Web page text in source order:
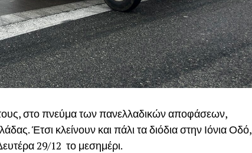
στο πνεύμα των πανελλαδικών αποφάσεων,
Έτσι κλείνουν και πάλι τα διόδια στην Ιόνια Οδό,
29/12 το μεσημέρι.